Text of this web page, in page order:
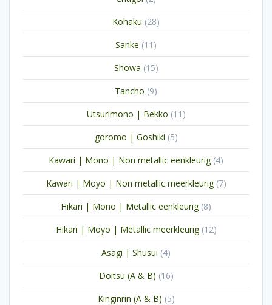
producten
Kohaku 2828
producten
Sanke 11 11
producten
Showa 1515
producten
Tancho 99
producten
Utsurimono | Bekko 11 11
producten
goromo | Goshiki 55
producten
Kawari | Mono | Non metallic eenkleurig 44
producten
Kawari | Moyo | Non metallic meerkleurig 77
producten
Hikari | Mono | Metallic eenkleurig 88
producten
Hikari | Moyo | Metallic meerkleurig 1212
producten
Asagi | Shusui 44
producten
Doitsu (A & B) 1616
producten
Kinginrin (A & B) 55